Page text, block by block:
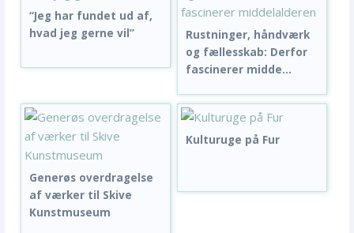
“Jeg har fundet ud af,
hvad jeg gerne vil”
Rustninger, håndværk
og fællesskab: Derfor
fascinerer midde...
Generøs overdragelse
af værker til Skive
Kunstmuseum
Kulturuge på Fur